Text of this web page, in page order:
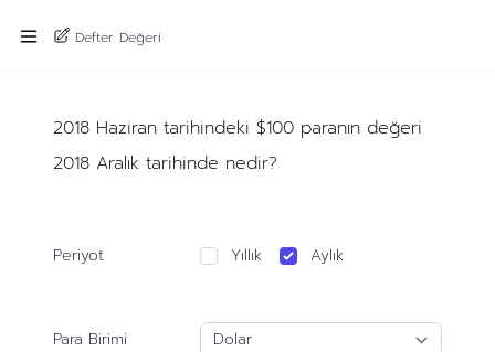
Defter Değeri
2018 Haziran tarihindeki $100 paranın değeri
2018 Aralık tarihinde nedir?
Periyot Yıllık Aylık
Para Birimi